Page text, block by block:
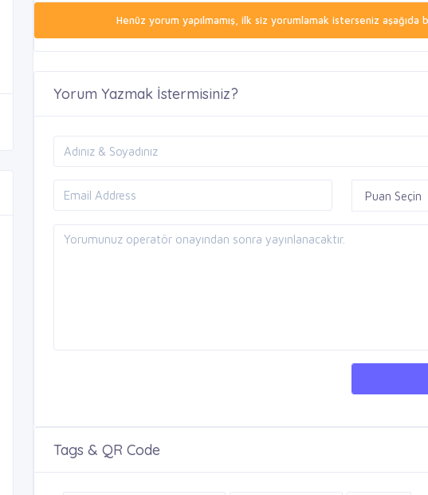
Henüz yorum yapılmamış, ilk siz yorumlamak isterseniz aşağıda
Yorum Yazmak İstermisiniz?
Tags & QR Code